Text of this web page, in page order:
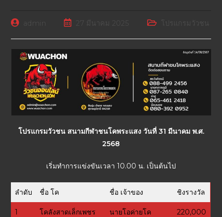
โปรแกรมวัวชน
โปรแกรมวัวชน สนามกีฬาชนโคพระแสง วันที่ 31 มีนาคม พ.ศ.
2568
เริ่มทำการแข่งขันเวลา 10.00 น. เป็นต้นไป
ลำดับ ชื่อ โค ชื่อ เจ้าของ ชิงรางวัล
1
โคลังสาดเล็กเพชร
นายโอค่ายโค
220,000